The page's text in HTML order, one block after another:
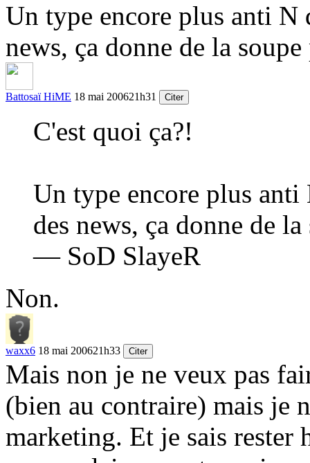
Un type encore plus anti N
news, ça donne de la
Battosaï HiME 18 mai 200621h31 Citer
C'est quoi ça?!
Un type encore plus anti
des news, ça donne de
— SoD SlayeR
Non.
waxx6 18 mai 200621h33 Citer
Mais non je ne veux pas
(bien au contraire) mais je
marketing. Et je sais rester